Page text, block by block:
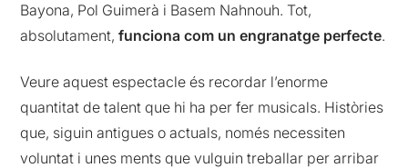
Bayona, Pol Guimerà i Basem Nahnouh. Tot,
absolutament,funciona com un engranatge perfecte.
Veure aquest espectacle és recordar l’enorme
quantitat de talent que hi ha per fer musicals. Històries
que, siguin antigues o actuals, només necessiten
voluntat i unes ments que vulguin treballar per arribar